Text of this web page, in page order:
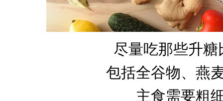
尽量吃那些升糖
包括全谷物、燕
主食需要粗